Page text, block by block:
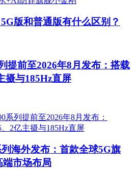
版和普通版有什么区别？
提前至2026年8月发布：搭载
摄与185Hz直屏
海外发布：首款全球5G旗
端市场布局